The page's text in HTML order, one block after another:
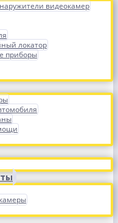
видеокамер
локатор
приборы